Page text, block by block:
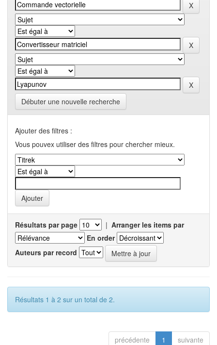
Débuter une nouvelle recherche
Ajouter des filtres :
Vous pouvex utiliser des filtres pour chercher mieux.
Résultats par page | Arranger les items par
En order
Auteurs par record
Résultats 1 à 2 sur un total de 2.
précédente 1 suivante